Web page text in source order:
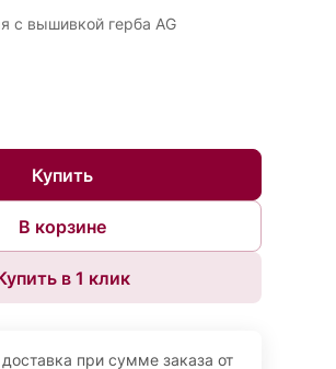
с вышивкой герба AG
Купить
В корзине
в 1 клик
при сумме заказа от